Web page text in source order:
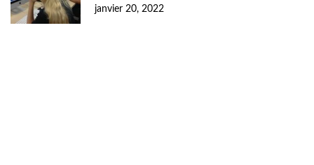
janvier 20, 2022